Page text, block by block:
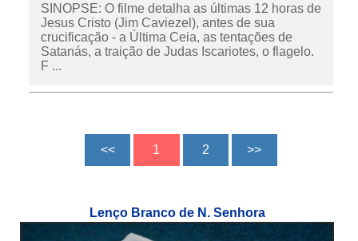
SINOPSE: O filme detalha as últimas 12 horas de
Jesus Cristo (Jim Caviezel), antes de sua
crucificação - a Última Ceia, as tentações de
Satanás, a traição de Judas Iscariotes, o flagelo.
F ...
Lenço Branco de N. Senhora